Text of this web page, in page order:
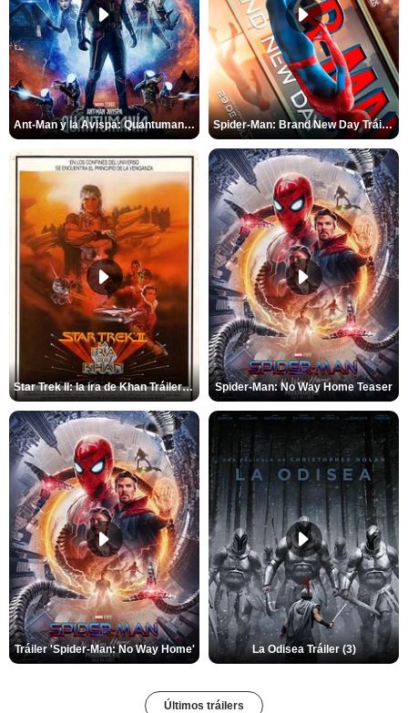
Ant-Man y la Avispa: Quantumanía Tráiler (2) Spider-Man: Brand New Day Tráiler (3)
Star Trek II: la ira de Khan Tráiler VO Spider-Man: No Way Home Teaser
Tráiler 'Spider-Man: No Way Home' La Odisea Tráiler (3)
Últimos tráilers